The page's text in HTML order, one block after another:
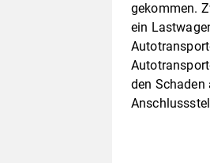
gekommen.
ein
den Schaden